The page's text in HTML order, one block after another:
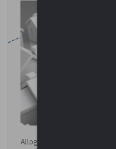
Alloggi di Edilizia